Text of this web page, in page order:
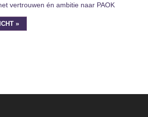
vertrouwen én ambitie naar PAOK
»